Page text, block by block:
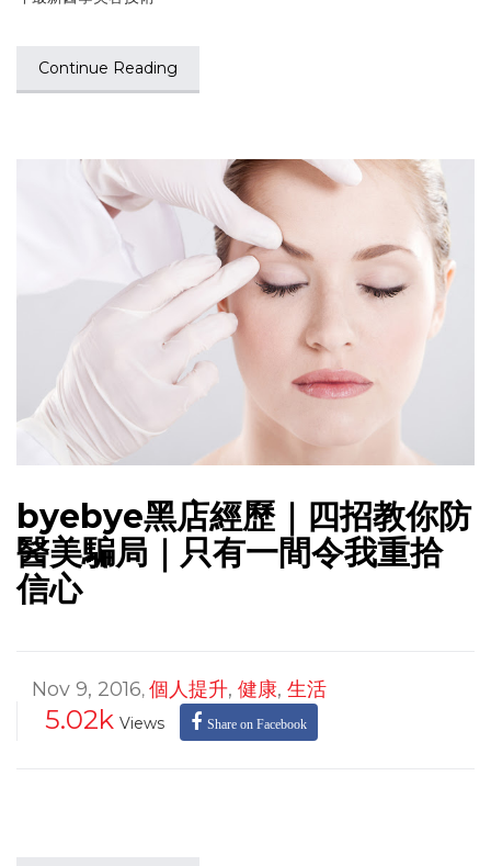
Continue Reading
byebye黑店經歷｜四招教你防
醫美騙局｜只有一間令我重拾
信心
Nov 9, 2016, 個人提升, 健康, 生活
5.02k Views Share on Facebook